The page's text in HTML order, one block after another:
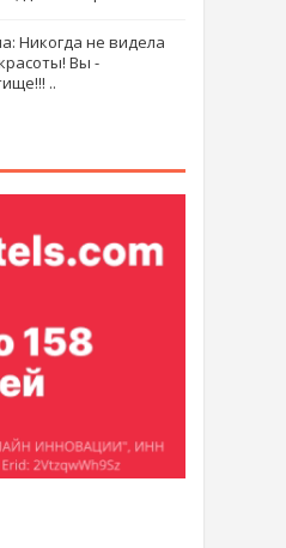
Никогда не видела
Вы -
..